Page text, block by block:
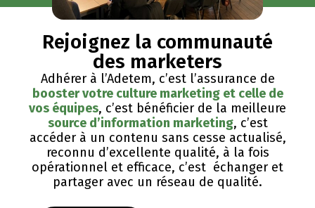
Rejoignez la communauté
des marketers
Adhérer à l’Adetem, c’est l’assurance de
booster votre culture marketing et celle de
vos équipes, c’est bénéficier de la meilleure
source d’information marketing, c’est
accéder à un contenu sans cesse actualisé,
reconnu d’excellente qualité, ​à la fois
opérationnel et efficace, c’est échanger et
partager avec un réseau de qualité.